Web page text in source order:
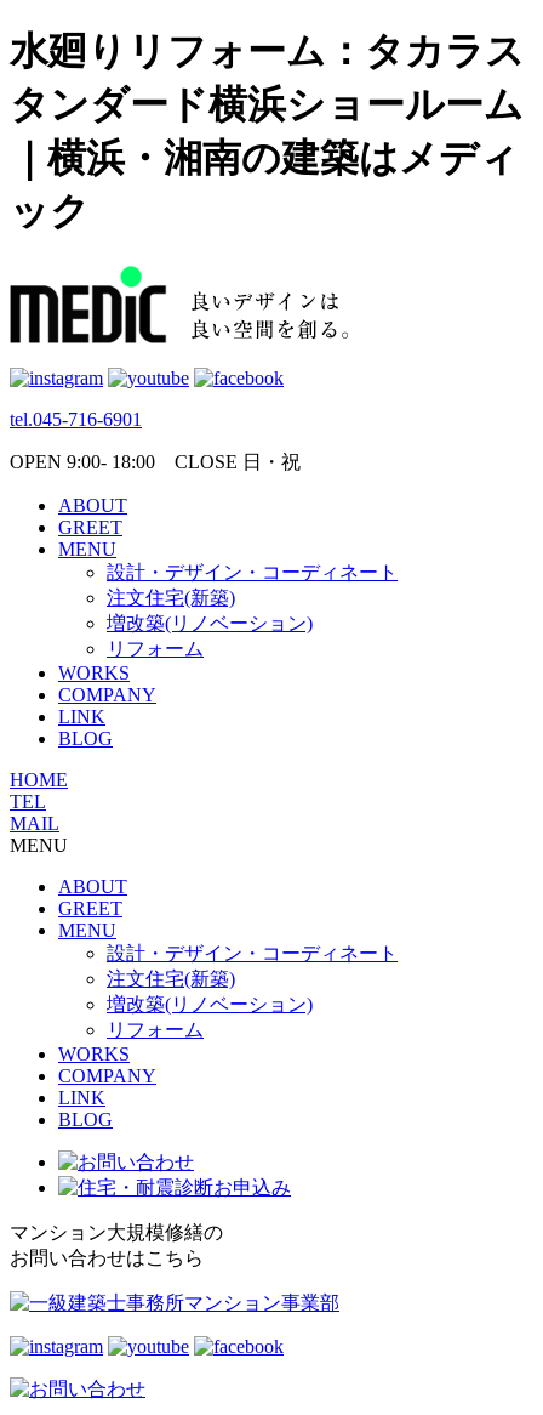
水廻りリフォーム：タカラス
タンダード横浜ショールーム
｜横浜・湘南の建築はメディ
ック
tel.045-716-6901
OPEN 9:00- 18:00 CLOSE 日・祝
ABOUT
GREET
MENU
設計・デザイン・コーディネート
注文住宅(新築)
増改築(リノベーション)
リフォーム
WORKS
COMPANY
LINK
BLOG
HOME
TEL
MAIL
MENU
ABOUT
GREET
MENU
設計・デザイン・コーディネート
注文住宅(新築)
増改築(リノベーション)
リフォーム
WORKS
COMPANY
LINK
BLOG
マンション大規模修繕の
お問い合わせはこちら